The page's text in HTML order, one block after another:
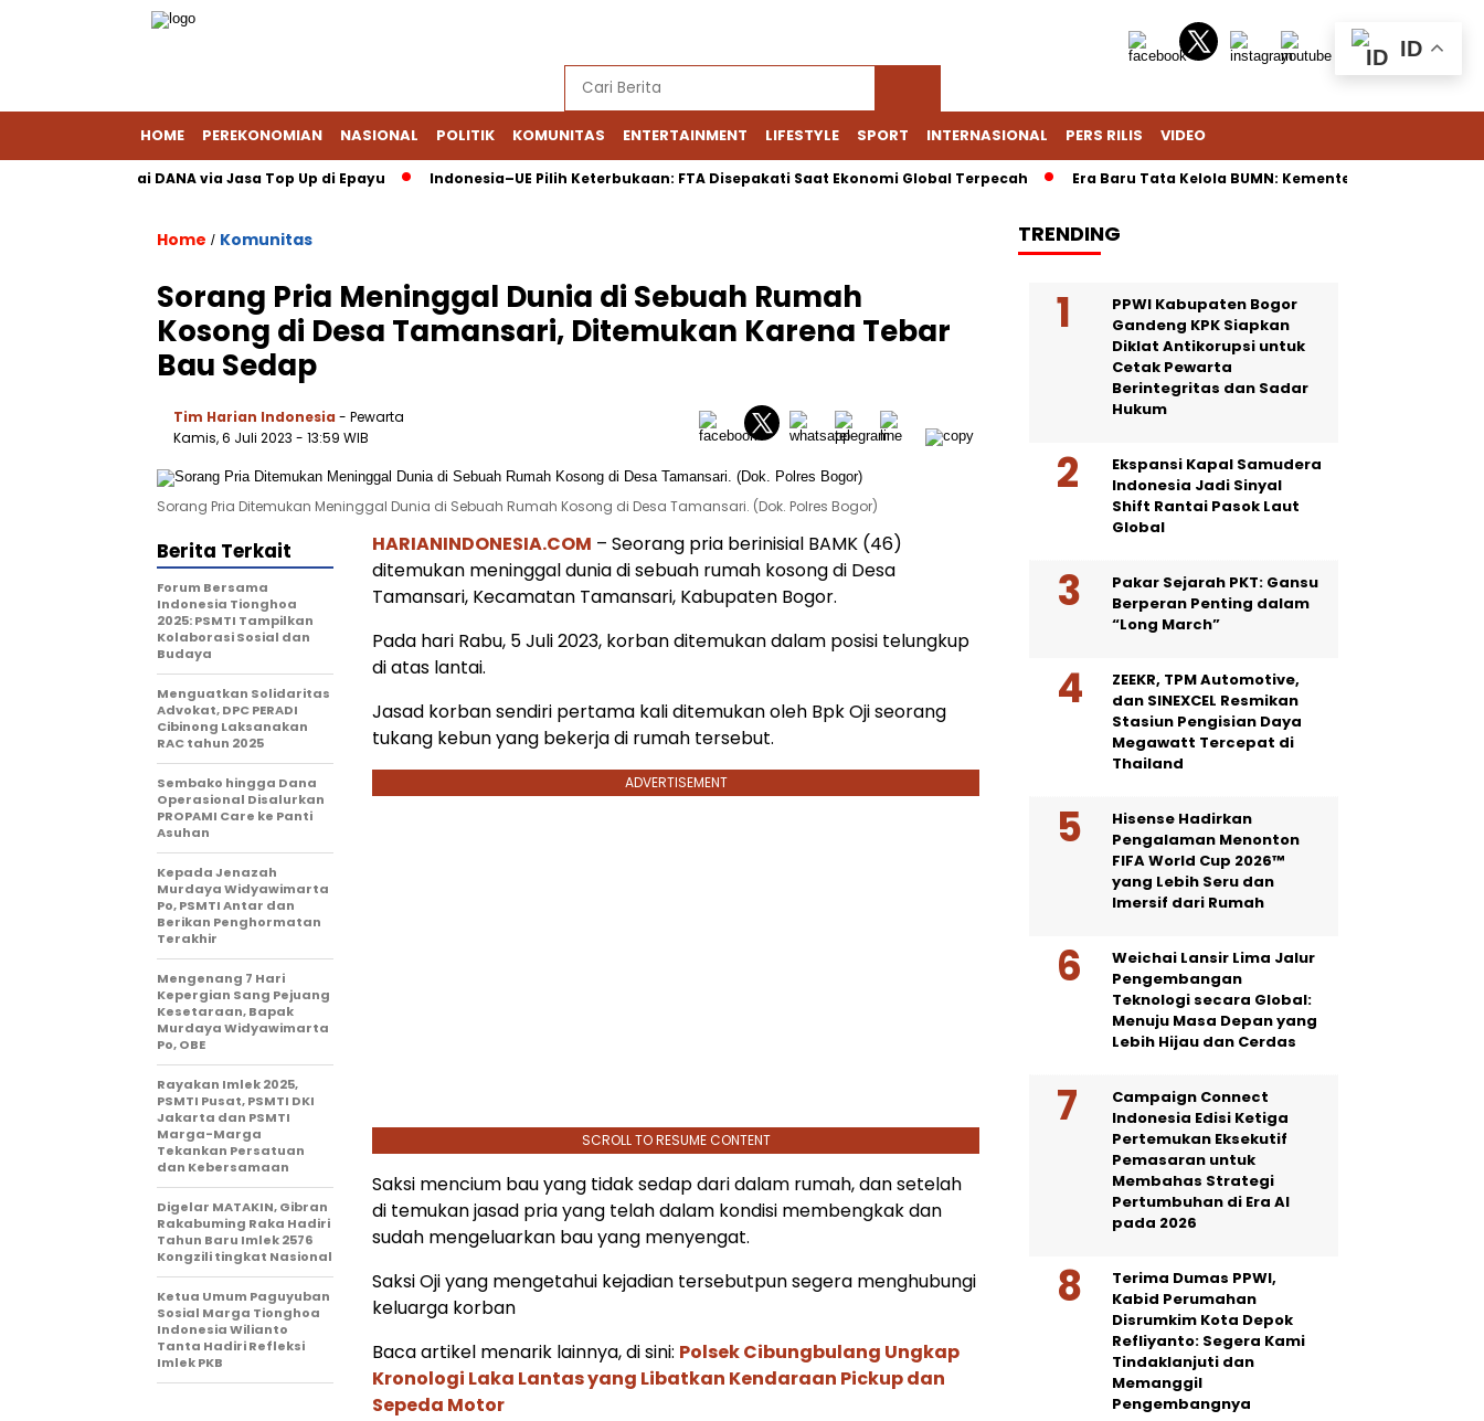
HOME PEREKONOMIAN NASIONAL POLITIK KOMUNITAS ENTERTAINMENT LIFESTYLE SPORT INTERNASIONAL PERS RILIS VIDEO
PayPal Pakai DANA via Jasa Top Up di Epayu Indonesia–UE Pilih Keterbukaan: FTA Disepakati Saat Ekonomi Global Terpecah Era Baru Tata Kelola BUMN: Kementerian Fokus Regulasi,
Home / Komunitas
Sorang Pria Meninggal Dunia di Sebuah Rumah
Kosong di Desa Tamansari, Ditemukan Karena Tebar
Bau Sedap
Tim Harian Indonesia - Pewarta
Kamis, 6 Juli 2023 - 13:59 WIB
Sorang Pria Ditemukan Meninggal Dunia di Sebuah Rumah Kosong di Desa Tamansari. (Dok. Polres Bogor)
HARIANINDONESIA.COM – Seorang pria berinisial BAMK (46)
ditemukan meninggal dunia di sebuah rumah kosong di Desa
Tamansari, Kecamatan Tamansari, Kabupaten Bogor.
Pada hari Rabu, 5 Juli 2023, korban ditemukan dalam posisi telungkup
di atas lantai.
Jasad korban sendiri pertama kali ditemukan oleh Bpk Oji seorang
tukang kebun yang bekerja di rumah tersebut.
ADVERTISEMENT
SCROLL TO RESUME CONTENT
Saksi mencium bau yang tidak sedap dari dalam rumah, dan setelah
di temukan jasad pria yang telah dalam kondisi membengkak dan
sudah mengeluarkan bau yang menyengat.
Saksi Oji yang mengetahui kejadian tersebutpun segera menghubungi
keluarga korban
Baca artikel menarik lainnya, di sini: Polsek Cibungbulang Ungkap
Kronologi Laka Lantas yang Libatkan Kendaraan Pickup dan
Sepeda Motor
Berita Terkait
Forum Bersama
Indonesia Tionghoa
2025: PSMTI Tampilkan
Kolaborasi Sosial dan
Budaya
Menguatkan Solidaritas
Advokat, DPC PERADI
Cibinong Laksanakan
RAC tahun 2025
Sembako hingga Dana
Operasional Disalurkan
PROPAMI Care ke Panti
Asuhan
Kepada Jenazah
Murdaya Widyawimarta
Po, PSMTI Antar dan
Berikan Penghormatan
Terakhir
Mengenang 7 Hari
Kepergian Sang Pejuang
Kesetaraan, Bapak
Murdaya Widyawimarta
Po, OBE
Rayakan Imlek 2025,
PSMTI Pusat, PSMTI DKI
Jakarta dan PSMTI
Marga-Marga
Tekankan Persatuan
dan Kebersamaan
Digelar MATAKIN, Gibran
Rakabuming Raka Hadiri
Tahun Baru Imlek 2576
Kongzili tingkat Nasional
Ketua Umum Paguyuban
Sosial Marga Tionghoa
Indonesia Wilianto
Tanta Hadiri Refleksi
Imlek PKB
TRENDING
PPWI Kabupaten Bogor
Gandeng KPK Siapkan
Diklat Antikorupsi untuk
Cetak Pewarta
Berintegritas dan Sadar
Hukum
Ekspansi Kapal Samudera
Indonesia Jadi Sinyal
Shift Rantai Pasok Laut
Global
Pakar Sejarah PKT: Gansu
Berperan Penting dalam
“Long March”
ZEEKR, TPM Automotive,
dan SINEXCEL Resmikan
Stasiun Pengisian Daya
Megawatt Tercepat di
Thailand
Hisense Hadirkan
Pengalaman Menonton
FIFA World Cup 2026™
yang Lebih Seru dan
Imersif dari Rumah
Weichai Lansir Lima Jalur
Pengembangan
Teknologi secara Global:
Menuju Masa Depan yang
Lebih Hijau dan Cerdas
Campaign Connect
Indonesia Edisi Ketiga
Pertemukan Eksekutif
Pemasaran untuk
Membahas Strategi
Pertumbuhan di Era AI
pada 2026
Terima Dumas PPWI,
Kabid Perumahan
Disrumkim Kota Depok
Refliyanto: Segera Kami
Tindaklanjuti dan
Memanggil
Pengembangnya
ID